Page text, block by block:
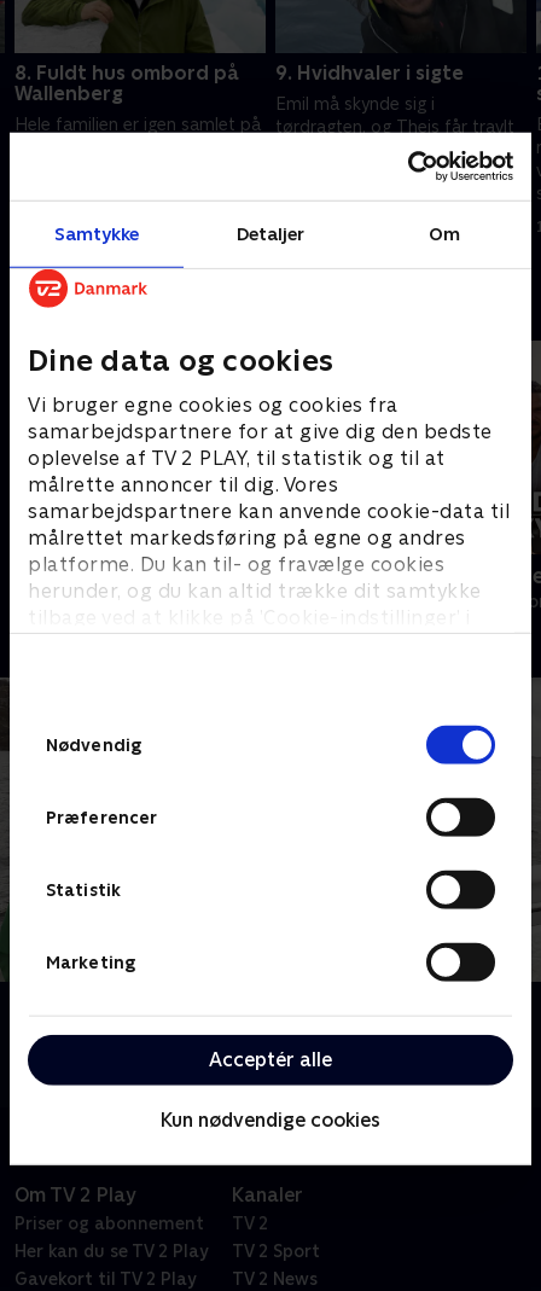
Samtykke Detaljer Om
Dine data og cookies
Vi bruger egne cookies og cookies fra
samarbejdspartnere for at give dig den bedste
oplevelse af TV 2 PLAY, til statistik og til at
målrette annoncer til dig. Vores
samarbejdspartnere kan anvende cookie-data til
målrettet markedsføring på egne og andres
platforme. Du kan til- og fravælge cookies
herunder, og du kan altid trække dit samtykke
tilbage ved at klikke på ’Cookie-indstillinger’ i
Nødvendig
Præferencer
Statistik
Marketing
Acceptér alle
Kun nødvendige cookies
8. Fuldt hus ombord på
Wallenberg
Hele familien er igen samlet på
20. november 2019 • 42 min
9. Hvidhvaler i sigte
Emil må skynde sig i
tørdragten, og Theis får travlt
med dronen, da en kæmpe flok
hvidhvaler dukker op.
27. november 2019 • 43 min
Andre så også
Linde på Langeland
Livsstil • 5 sæsoner
Kurs mod
Livsstil • 4
Mikkel, Marian og deres sønner har i mange år drømt
om at sejle nordpå og udforske naturen og dyrelivet.
Om TV 2 Play
Priser og abonnement
Her kan du se TV 2 Play
Gavekort til TV 2 Play
Kanaler
TV 2
TV 2 Sport
TV 2 News